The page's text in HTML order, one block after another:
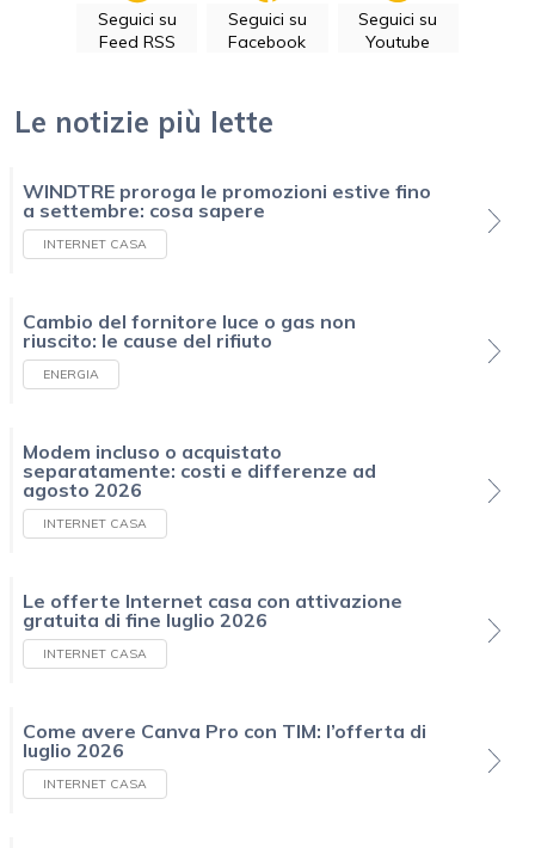
Seguici su
Feed RSS
Seguici su
Facebook
Seguici su
Youtube
Le notizie più lette
WINDTRE proroga le promozioni estive fino
a settembre: cosa sapere
INTERNET CASA
Cambio del fornitore luce o gas non
riuscito: le cause del rifiuto
ENERGIA
Modem incluso o acquistato
separatamente: costi e differenze ad
agosto 2026
INTERNET CASA
Le offerte Internet casa con attivazione
gratuita di fine luglio 2026
INTERNET CASA
Come avere Canva Pro con TIM: l’offerta di
luglio 2026
INTERNET CASA